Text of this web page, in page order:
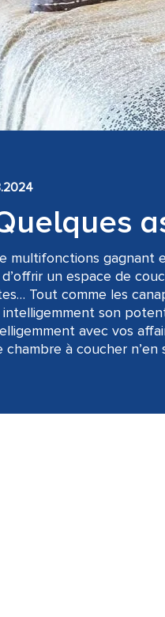
multifonctions gagnant
un espace de
Tout comme les
intelligemment son
avec vos
à coucher